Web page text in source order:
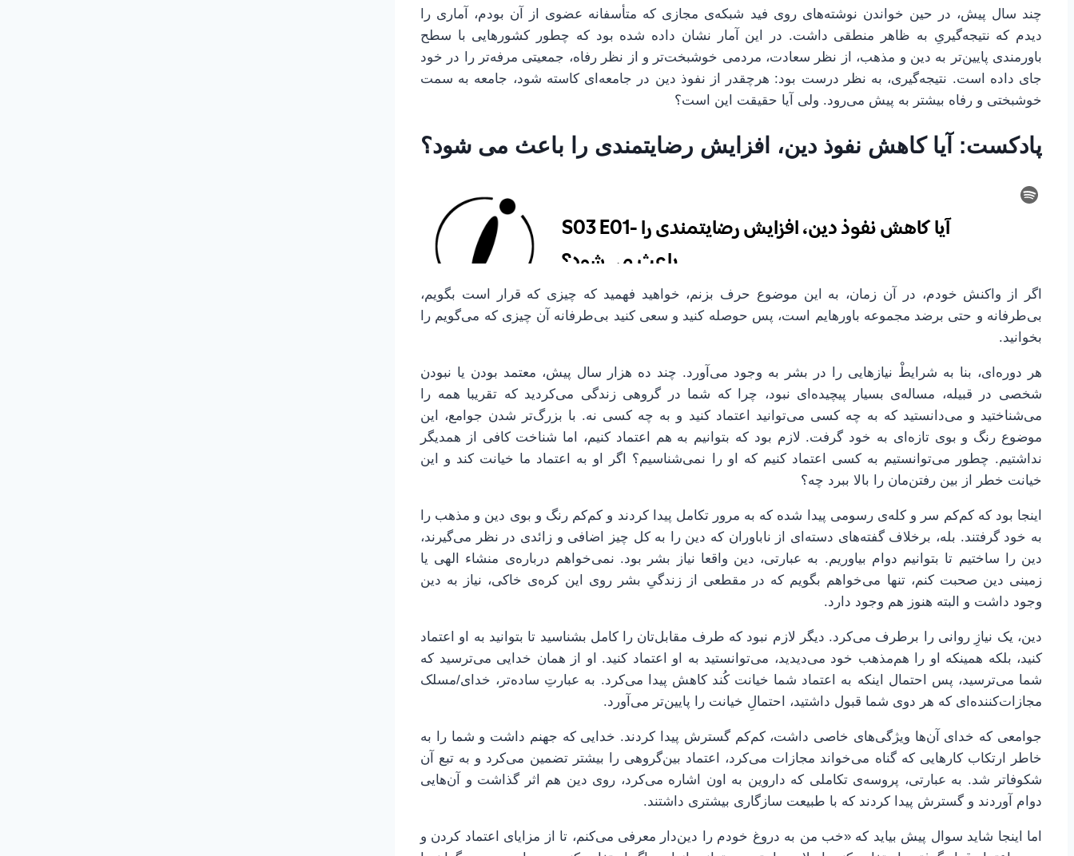
چند سال پیش، در حین خواندن نوشته‌های روی فید شبکه‌ی مجازی که متأسفانه عضوی از آن بودم، آماری را
دیدم که نتیجه‌گیریِ به ظاهر منطقی داشت. در این آمار نشان داده شده بود که چطور کشورهایی با سطح
باورمندی پایین‌تر به دین و مذهب، از نظر سعادت، مردمی خوشبخت‌تر و از نظر رفاه، جمعیتی مرفه‌تر را در خود
جای داده است. نتیجه‌گیری، به نظر درست بود: هرچقدر از نفوذ دین در جامعه‌ای کاسته شود، جامعه به سمت
خوشبختی و رفاه بیشتر به پیش می‌رود. ولی آیا حقیقت این است؟
پادکست: آیا کاهش نفوذ دین، افزایش رضایتمندی را باعث می شود؟
اگر از واکنش خودم، در آن زمان، به این موضوع حرف بزنم، خواهید فهمید که چیزی که قرار است بگویم،
بی‌طرفانه و حتی برضد مجموعه باورهایم است، پس حوصله کنید و سعی کنید بی‌طرفانه آن چیزی که می‌گویم را
بخوانید.
هر دوره‌ای، بنا به شرایطْ نیازهایی را در بشر به وجود می‌آورد. چند ده هزار سال پیش، معتمد بودن یا نبودن
شخصی در قبیله، مساله‌ی بسیار پیچیده‌ای نبود، چرا که شما در گروهی زندگی می‌کردید که تقریبا همه را
می‌شناختید و می‌دانستید که به چه کسی می‌توانید اعتماد کنید و به چه کسی نه. با بزرگ‌تر شدن جوامع، این
موضوع رنگ و بوی تازه‌ای به خود گرفت. لازم بود که بتوانیم به هم اعتماد کنیم، اما شناخت کافی از همدیگر
نداشتیم. چطور می‌توانستیم به کسی اعتماد کنیم که او را نمی‌شناسیم؟ اگر او به اعتماد ما خیانت کند و این
خیانت خطر از بین رفتن‌مان را بالا ببرد چه؟
اینجا بود که کم‌کم سر و کله‌ی رسومی پیدا شده که به مرور تکامل پیدا کردند و کم‌کم رنگ و بوی دین و مذهب را
به خود گرفتند. بله، برخلاف گفته‌های دسته‌ای از ناباوران که دین را به کل چیز اضافی و زائدی در نظر می‌گیرند،
دین را ساختیم تا بتوانیم دوام بیاوریم. به عبارتی، دین واقعا نیاز بشر بود. نمی‌خواهم درباره‌ی منشاء الهی یا
زمینی دین صحبت کنم، تنها می‌خواهم بگویم که در مقطعی از زندگیِ بشر روی این کره‌ی خاکی، نیاز به دین
وجود داشت و البته هنوز هم وجود دارد.
دین، یک نیازِ روانی را برطرف می‌کرد. دیگر لازم نبود که طرف مقابل‌تان را کامل بشناسید تا بتوانید به او اعتماد
کنید، بلکه همینکه او را هم‌مذهب خود می‌دیدید، می‌توانستید به او اعتماد کنید. او از همان خدایی می‌ترسید که
شما می‌ترسید، پس احتمال اینکه به اعتماد شما خیانت کُند کاهش پیدا می‌کرد. به عبارتِ ساده‌تر، خدای/مسلک
مجازات‌کننده‌ای که هر دوی شما قبول داشتید، احتمالِ خیانت را پایین‌تر می‌آورد.
جوامعی که خدای آن‌ها ویژگی‌های خاصی داشت، کم‌کم گسترش پیدا کردند. خدایی که جهنم داشت و شما را به
خاطر ارتکاب کارهایی که گناه می‌خواند مجازات می‌کرد، اعتماد بین‌گروهی را بیشتر تضمین می‌کرد و به تبع آن
شکوفاتر شد. به عبارتی، پروسه‌ی تکاملی که داروین به اون اشاره می‌کرد، روی دین هم اثر گذاشت و آن‌هایی
دوام آوردند و گسترش پیدا کردند که با طبیعت سازگاری بیشتری داشتند.
اما اینجا شاید سوال پیش بیاید که «خب من به دروغ خودم را دین‌دار معرفی می‌کنم، تا از مزایای اعتماد کردن و